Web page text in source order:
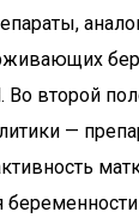
второй
—